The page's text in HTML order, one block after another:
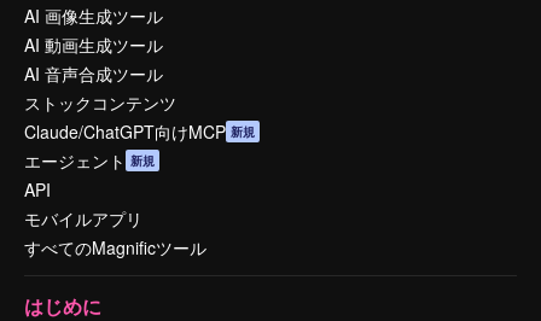
AI 画像生成ツール
AI 動画生成ツール
AI 音声合成ツール
ストックコンテンツ
Claude/ChatGPT向けMCP 新規
エージェント 新規
API
モバイルアプリ
すべてのMagnificツール
はじめに